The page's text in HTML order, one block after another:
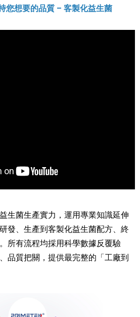
您想要的品質 – 客製化益生菌
生菌生產實力，運用專業知識延伸
發、生產到客製化益生菌配方、終
所有流程均採用科學數據反覆驗
品質把關，提供最完整的「工廠到